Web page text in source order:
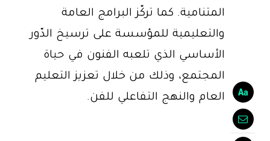
المتنامية. كما تركّز البرامج العامة
والتعليمية للمؤسسة على ترسيخ الدّور
الأساسي الذي تلعبه الفنون في حياة
المجتمع، وذلك من خلال تعزيز التعليم
العام والنهج التفاعلي للفن.